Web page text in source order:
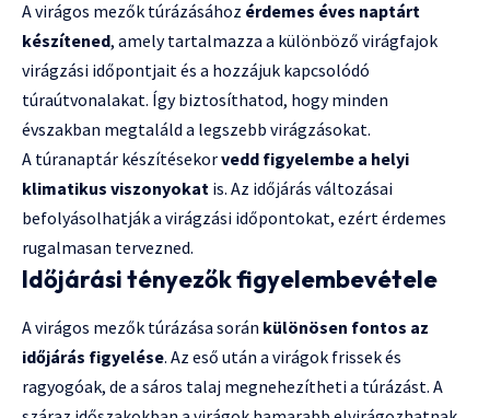
A virágos mezők túrázásához érdemes éves naptárt
készítened, amely tartalmazza a különböző virágfajok
virágzási időpontjait és a hozzájuk kapcsolódó
túraútvonalakat. Így biztosíthatod, hogy minden
évszakban megtaláld a legszebb virágzásokat.
A túranaptár készítésekorvedd figyelembe a helyi
klimatikus viszonyokat is. Az időjárás változásai
befolyásolhatják a virágzási időpontokat, ezért érdemes
rugalmasan tervezned.
Időjárási tényezők figyelembevétele
A virágos mezők túrázása során különösen fontos az
időjárás figyelése. Az eső után a virágok frissek és
ragyogóak, de a sáros talaj megnehezítheti a túrázást. A